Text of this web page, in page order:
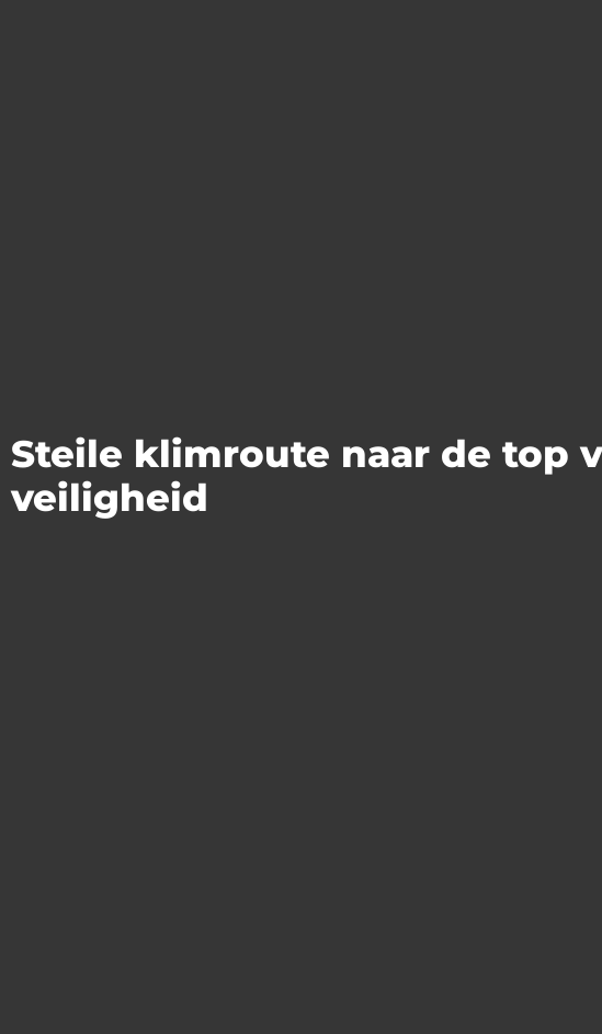
Steile klimroute naar de top
veiligheid